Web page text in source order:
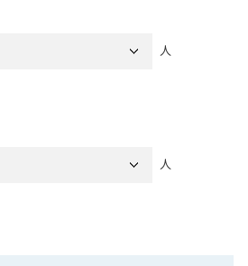
人
人